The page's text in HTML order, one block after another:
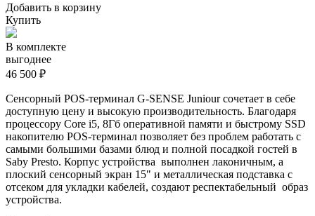
Добавить в корзину
Купить
В комплекте
выгоднее
46 500 ₽
Сенсорный POS-терминал G-SENSE Juniour сочетает в себе
доступную цену и высокую производительность. Благодаря
процессору Core i5, 8Гб оперативной памяти и быстрому SSD
накопителю POS-терминал позволяет без проблем работать с
самыми большими базами блюд и полной посадкой гостей в
Saby Presto. Корпус устройства выполнен лаконичным, а
плоский сенсорный экран 15" и металлическая подставка с
отсеком для укладки кабелей, создают респектабельный образ
устройства.